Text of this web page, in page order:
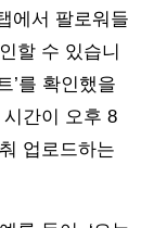
에서 팔로워들
할 수 있습니
’를 확인했을
간이 오후 8
업로드하는